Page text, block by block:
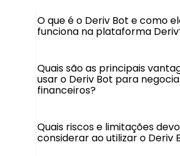
O que é o Deriv Bot e como
funciona na plataforma
Quais são as principais
usar o Deriv Bot para
financeiros?
Quais riscos e limitações devo
considerar ao utilizar o Deriv